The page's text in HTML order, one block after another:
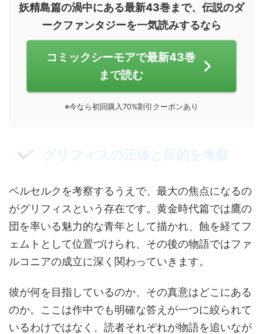
妖精島篇の渦中にある最新43巻まで、伝説のダ
ークファンタジーを一気読みするなら
コミックシーモアで最新43巻
まで読む
※今なら初回購入70%割引クーポンあり
グリフィスの正体と目的を考察
ベルセルクを考察するうえで、最大の焦点になるの
がグリフィスという存在です。黄金時代篇では鷹の
団を率いる魅力的な青年として描かれ、蝕を経てフ
ェムトとして位置づけられ、その後の物語ではファ
ルコニアの成立に深く関わっていきます。
彼が何を目指しているのか、その真意はどこにある
のか。ここは作中でも明確な答えが一つに絞られて
いるわけではなく、読者それぞれが物語を追いなが